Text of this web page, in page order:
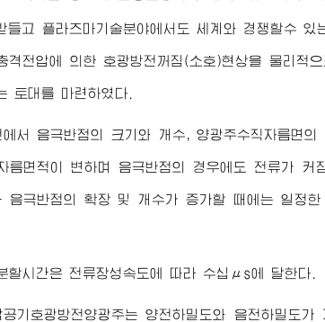
고 플라즈마기술분야에서도 세계와 경쟁할수 있
격전압에 의한 호광방전꺼짐(소호)현상을 물리적
토대를 마련하였다.
에서 음극반점의 크기와 개수, 양광주수직자름면
름면적이 변하며 음극반점의 경우에도 전류가
음극반점의 확장 및 개수가 증가할 때에는 일정
할시간은 전류장성속도에 따라 수십μs에 달한다.
공기호광방전양광주는 양전하밀도와 음전하밀도